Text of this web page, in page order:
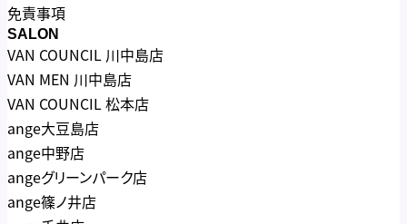
免責事項
SALON
VAN COUNCIL 川中島店
VAN MEN 川中島店
VAN COUNCIL 松本店
ange大豆島店
ange中野店
angeグリーンパーク店
ange篠ノ井店